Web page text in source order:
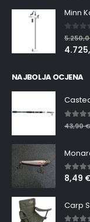
Minn
0 out
NAJBOLJA OCJENA
5.00
43,90€
5.00
8,49
Carp